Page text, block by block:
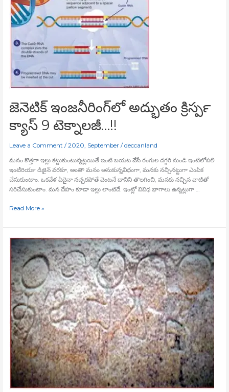
జెనెటిక్‍ ఇంజనీరింగ్‍లో అద్భుతం క్రిస్పర్‍
క్యాస్‍ 9 టెక్నాలజీ…!!
Leave a Comment /2020 September /deccanland
మనం కొత్తగా ఇల్లు కట్టుకుంటున్నట్లయితే ఇంటి బయట వేసే రంగుల దగ్గరి నుండి ఇంటిలోపలి
ఇంటీరియర్‍ డిజైన్‍ వరకూ, అంతా మనం అనుకున్నవిధంగా, మనకు నచ్చినట్టుగా ఎంపిక
చేసుకుంటాం. ఒకవేళ ఏదైనా నచ్చకపోతే వెంటనే దానిని తొలగించి, మనకు నచ్చిన వాటితో
సరిచేసుకుంటాం. మన దేహం కూడా ఇల్లు లాంటిదే. ఇంట్లో వివిధ భాగాలు ఉన్నట్లుగా …
Read More »
తొలి
తెలుగులిపి,
తెలుగు
భాషా
శాసనం
ఏది?